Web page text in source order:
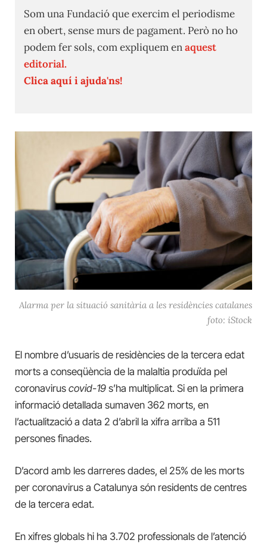
Som una Fundació que exercim el periodisme
en obert, sense murs de pagament. Però no ho
podem fer sols, com expliquem enaquest
editorial.
Clica aquí i ajuda'ns!
Alarma per la situació sanitària a les residències catalanes
foto: iStock
El nombre d’usuaris de residències de la tercera edat
morts a conseqüència de la malaltia produïda pel
coronavirus covid-19 s’ha multiplicat. Si en la primera
informació detallada sumaven 362 morts, en
l’actualització a data 2 d’abril la xifra arriba a 511
persones finades.
D’acord amb les darreres dades, el 25% de les morts
per coronavirus a Catalunya són residents de centres
de la tercera edat.
En xifres globals hi ha 3.702 professionals de l’atenció